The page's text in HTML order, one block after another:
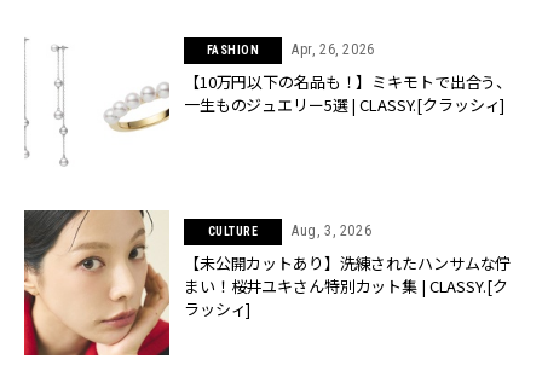
FASHION Apr, 26, 2026
【10万円以下の名品も！】ミキモトで出合う、
一生ものジュエリー5選 | CLASSY.[クラッシィ]
CULTURE Aug, 3, 2026
【未公開カットあり】洗練されたハンサムな佇
まい！桜井ユキさん特別カット集 | CLASSY.[ク
ラッシィ]